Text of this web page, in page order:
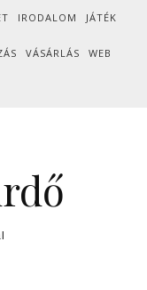
IRODALOM JÁTÉK
VÁSÁRLÁS WEB